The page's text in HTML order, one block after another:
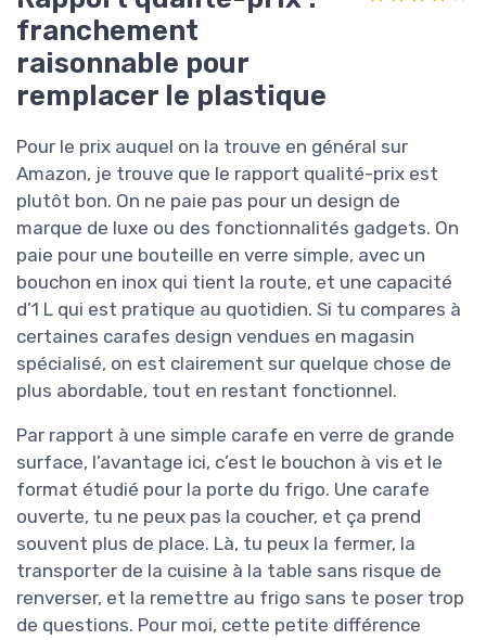
franchement
raisonnable pour
remplacer le plastique
Pour le prix auquel on la trouve en général sur
Amazon, je trouve que le rapport qualité-prix est
plutôt bon. On ne paie pas pour un design de
marque de luxe ou des fonctionnalités gadgets. On
paie pour une bouteille en verre simple, avec un
bouchon en inox qui tient la route, et une capacité
d’1 L qui est pratique au quotidien. Si tu compares à
certaines carafes design vendues en magasin
spécialisé, on est clairement sur quelque chose de
plus abordable, tout en restant fonctionnel.
Par rapport à une simple carafe en verre de grande
surface, l’avantage ici, c’est le bouchon à vis et le
format étudié pour la porte du frigo. Une carafe
ouverte, tu ne peux pas la coucher, et ça prend
souvent plus de place. Là, tu peux la fermer, la
transporter de la cuisine à la table sans risque de
renverser, et la remettre au frigo sans te poser trop
de questions. Pour moi, cette petite différence